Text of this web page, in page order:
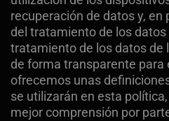
recuperación de datos y,
del tratamiento de los datos
tratamiento de los datos de
de forma transparente para
ofrecemos unas
se utilizarán en esta
mejor comprensión por